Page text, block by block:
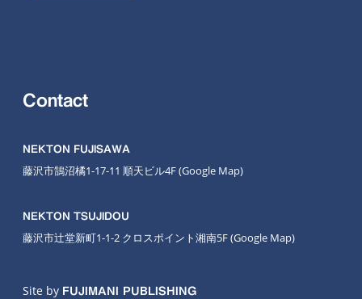
Contact
NEKTON FUJISAWA
藤沢市鵠沼橘1-17-11 順天ビル4F(Google Map)
NEKTON TSUJIDOU
藤沢市辻堂新町1-1-2 クロスポイント湘南5F(Google Map)
Site by FUJIMANI PUBLISHING